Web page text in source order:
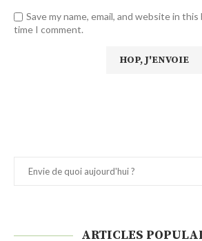
Save my name, email, and website in
time I comment.
ARTICLES